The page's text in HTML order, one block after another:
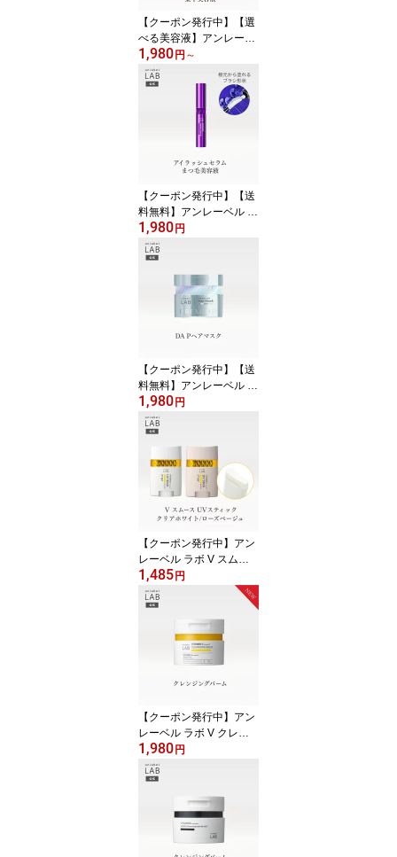
【クーポン発行中】【選
べる美容液】アンレーベ
ル ラボ V ビタミン エッ
センス / R (レチノール) /
NA (ナイアシンアミド) /
AZ (アゼライン酸) / V ビ
タミン プレミアム / EX
(エクソソーム) 50mL 集
中美容液 unlabel 日本製
香料・合成着色料不使用
1,980円 ～
【クーポン発行中】【送
料無料】アンレーベル ラ
ボ EX アイラッシュセラ
ム 5.5g アンレーベル unl
abel LAB 日本製 まつ毛
1,980円
【クーポン発行中】【送
料無料】アンレーベル D
A Pヘアマスク 210g ア
ンレーベルラボ
1,980円
【クーポン発行中】アン
レーベル ラボ V スムー
ス UVスティックC UVス
ティックR 20g unlabel
ラボ ビタミンC誘導体 敏
感肌 紫外線 UV 毛穴 乾
燥 くすみ SPF50+ PA++
++ シミ 日焼け防止
1,485円
【クーポン発行中】アン
レーベル ラボ V クレン
ジングバームN ビタミン
C レチノール誘導体 W洗
顔不要 まつエクOK 合成
香料フリー 合成着色料フ
リー 毛穴汚れ ザラつき
1,980円